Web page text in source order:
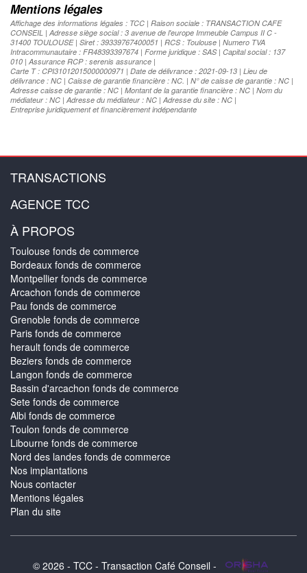
Mentions légales
Affichage des informations légales : TCC | Raison sociale : TRANSACTION CAFE
CONSEIL | Adresse siège social : 3 avenue de l'europe Immeuble Campus II C -
31400 TOULOUSE | Siret : 39339767400051 | RCS : Toulouse | Numero TVA
Intracommunautaire : FR48393397674 | Forme juridique : SAS | Capital social : 137
010 | Assurance RCP : serenis assurance |
Carte T : CPI31012015000000971 | Date de délivrance : 2021-09-13 | Lieu de
délivrance : NC | Caisse de garantie financière : NC. | N° de caisse de garantie : NC |
Adresse caisse de garantie : NC | Montant de la garantie financière : NC | Nom du
médiateur : NC | Adresse du médiateur : NC | Adresse du site : NC |
Entreprise juridiquement et financièrement indépendante
TRANSACTIONS
AGENCE TCC
À PROPOS
Toulouse fonds de commerce
Bordeaux fonds de commerce
Montpellier fonds de commerce
Arcachon fonds de commerce
Pau fonds de commerce
Grenoble fonds de commerce
Paris fonds de commerce
herault fonds de commerce
Beziers fonds de commerce
Langon fonds de commerce
Bassin d'arcachon fonds de commerce
Sete fonds de commerce
Albi fonds de commerce
Toulon fonds de commerce
Libourne fonds de commerce
Nord des landes fonds de commerce
Nos implantations
Nous contacter
Mentions légales
Plan du site
© 2026 - TCC - Transaction Café Conseil -